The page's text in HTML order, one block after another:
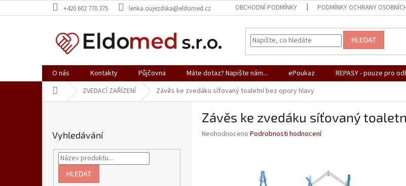
na
+420 602 770 375 lenka.oujezdska@eldomed.cz OBCHODNÍ PODMÍNKY PODMÍNKY OCHRANY
HLEDAT
O nás Kontakty Půjčovna Máte dotaz? Napište nám... ePoukaz REPASY - pouze pro
Domů ZVEDACÍ ZAŘÍZENÍ Závěs ke zvedáku síťovaný toaletní bez opory hlavy
Vyhledávání
HLEDAT
Závěs ke zvedáku síťovaný
Průměrné
Neohodnoceno Podrobnosti hodnocení